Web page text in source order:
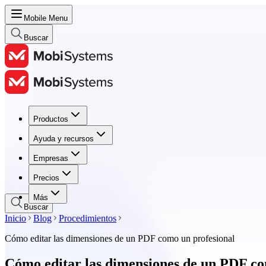
Mobile Menu
Buscar
Productos
Ayuda y recursos
Empresas
Precios
Más
Productos
Ayuda y recursos
Empresas
Precios
Buscar
Inicio Blog
Procedimientos
Cómo editar las dimensiones de un PDF como un profesional